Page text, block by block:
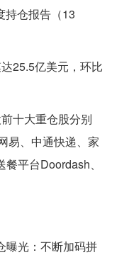
持仓报告（13
25.5亿美元，环比
十大重仓股分别
易、中通快递、家
平台Doordash、
曝光：不断加码拼